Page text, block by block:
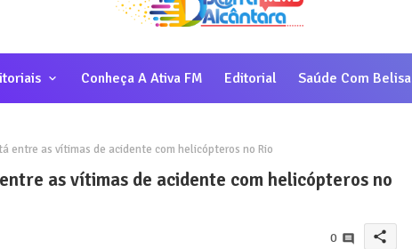
Conheça A Ativa FM Editorial Saúde Com Belisa
entre as vítimas de acidente com helicópteros no Rio
as vítimas de acidente com helicópteros no
0 share